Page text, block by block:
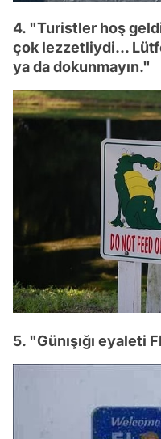
4. "Turistler hoş
çok lezzetliydi...
ya da dokunmayın."
5. "Günışığı eyaleti